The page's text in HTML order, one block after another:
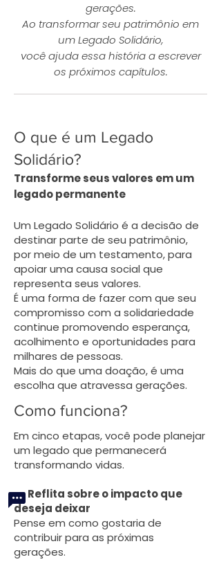
gerações.
Ao transformar seu patrimônio em
um Legado Solidário,
você ajuda essa história a escrever
os próximos capítulos.
O que é um Legado
Solidário?
Transforme seus valores em um
legado permanente
Um Legado Solidário é a decisão de
destinar parte de seu patrimônio,
por meio de um testamento, para
apoiar uma causa social que
representa seus valores.
É uma forma de fazer com que seu
compromisso com a solidariedade
continue promovendo esperança,
acolhimento e oportunidades para
milhares de pessoas.
Mais do que uma doação, é uma
escolha que atravessa gerações.
Como funciona?
Em cinco etapas, você pode planejar
um legado que permanecerá
transformando vidas.
Reflita sobre o impacto que
deseja deixar
Pense em como gostaria de
contribuir para as próximas
gerações.